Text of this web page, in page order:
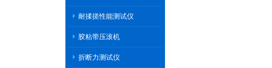
耐揉搓性能测试仪
胶粘带压滚机
折断力测试仪